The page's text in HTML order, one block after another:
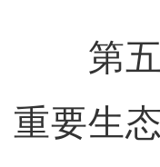
第五
重要生